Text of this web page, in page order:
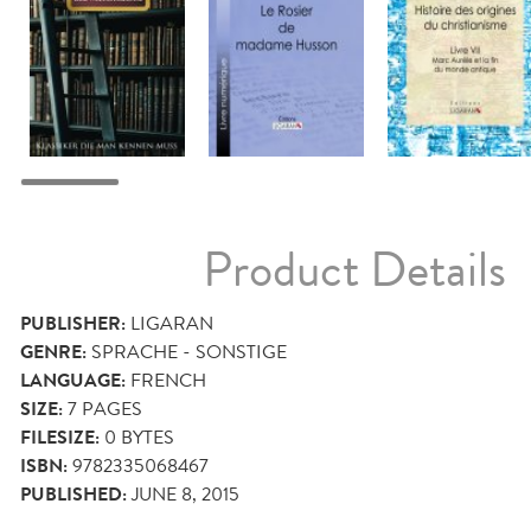
Product Details
PUBLISHER: LIGARAN
GENRE: SPRACHE - SONSTIGE
LANGUAGE: FRENCH
SIZE:7 PAGES
FILESIZE: 0 BYTES
ISBN:9782335068467
PUBLISHED:JUNE 8, 2015